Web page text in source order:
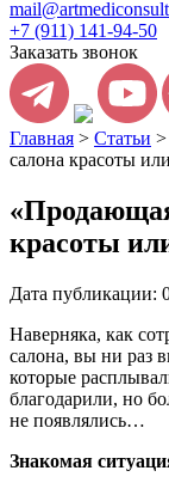
+7 (911) 141-94-50
Заказать звонок
Главная > Статьи >
салона красоты
красоты
Дата публикации:
Наверняка, как
салона, вы ни раз
которые
благодарили, но
не появлялись…
Знакомая